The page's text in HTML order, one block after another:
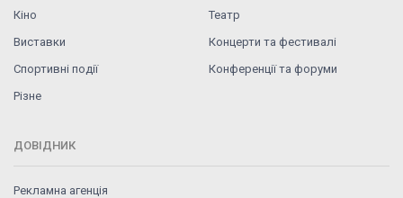
Кіно
Театр
Виставки
Концерти та фестивалі
Спортивні події
Конференції та форуми
Різне
ДОВІДНИК
Рекламна агенція